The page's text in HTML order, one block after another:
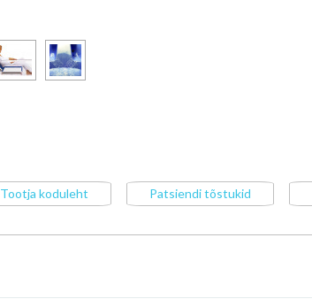
Tootja koduleht Patsiendi tõstukid